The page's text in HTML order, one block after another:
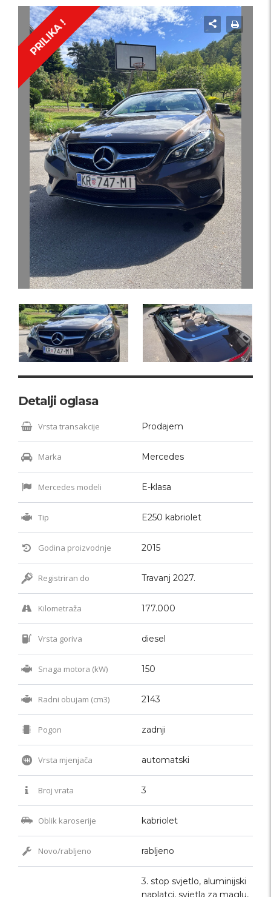
PRILIKA !
Detalji oglasa
Vrsta transakcije Prodajem
Marka Mercedes
Mercedes modeli E-klasa
Tip E250 kabriolet
Godina proizvodnje 2015
Registriran do Travanj 2027.
Kilometraža 177.000
Vrsta goriva diesel
Snaga motora (kW) 150
Radni obujam (cm3) 2143
Pogon zadnji
Vrsta mjenjača automatski
Broj vrata 3
Oblik karoserije kabriolet
Novo/rabljeno rabljeno
3. stop svjetlo, aluminijski
naplatci, svjetla za maglu,